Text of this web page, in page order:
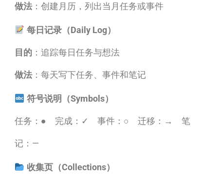
做法 ：创建月历，列出当月任务或事件
每日记录（Daily Log）
目的 ：追踪每日任务与想法
做法 ：每天写下任务、事件和笔记
符号说明（Symbols）
任务：● 完成：✓ 事件：○ 迁移：→ 笔
记：—
收集页（Collections）